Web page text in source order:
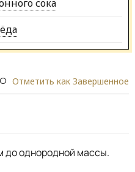
сока
Отметить как Завершенное
до однородной массы.